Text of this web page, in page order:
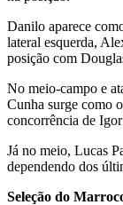
Danilo aparece
lateral esquerda,
posição com
No meio-campo e
Cunha surge como
concorrência de
Já no meio, Lucas
dependendo dos
Seleção do